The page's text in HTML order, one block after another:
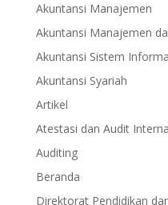
Akuntansi Manajemen
Akuntansi Manajemen
Akuntansi Sistem
Akuntansi Syariah
Artikel
Atestasi dan Audit
Auditing
Beranda
Direktorat Pendidikan